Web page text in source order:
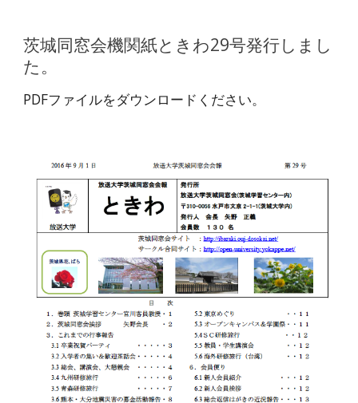
茨城同窓会機関紙ときわ29号発行しまし
た。
PDFファイルをダウンロードください。